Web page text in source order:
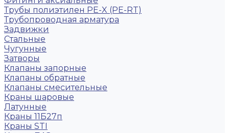
Трубы полиэтилен PE-X (PE-RT)
Трубопроводная арматура
Задвижки
Стальные
Чугунные
Затворы
Клапаны запорные
Клапаны обратные
Клапаны смесительные
Краны шаровые
Латунные
Краны 11Б27п
Краны STI